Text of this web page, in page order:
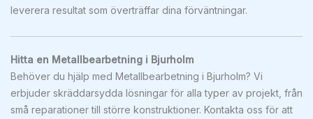
leverera resultat som överträffar dina förväntningar.
Hitta en Metallbearbetning i Bjurholm
Behöver du hjälp med Metallbearbetning i Bjurholm? Vi
erbjuder skräddarsydda lösningar för alla typer av projekt, från
små reparationer till större konstruktioner. Kontakta oss för att